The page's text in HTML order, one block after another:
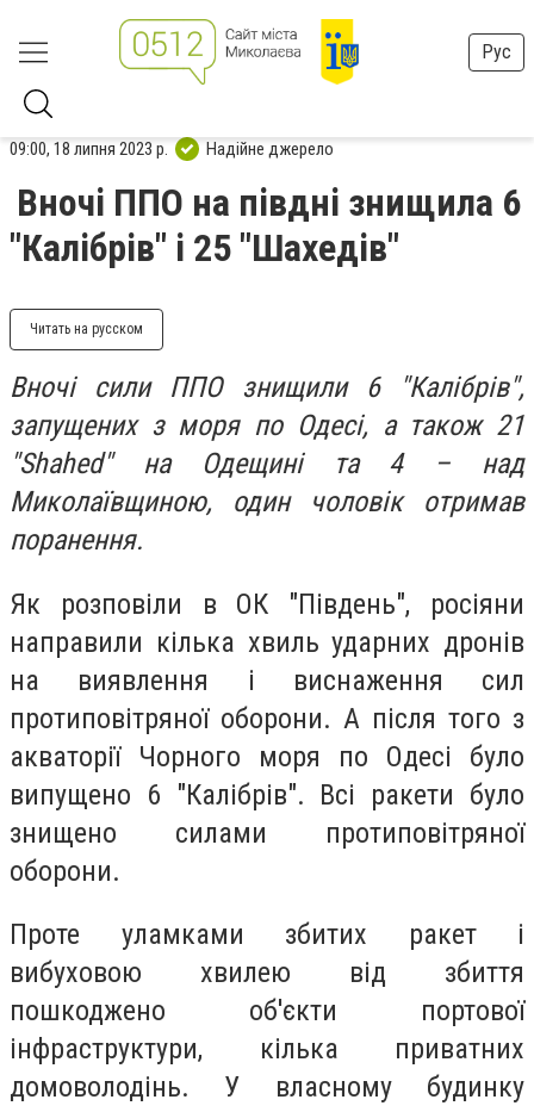
Рус
09:00, 18 липня 2023 р. Надійне джерело
Вночі ППО на півдні знищила 6
"Калібрів" і 25 "Шахедів"
Читать на русском
Вночі сили ППО знищили 6 "Калібрів",
запущених з моря по Одесі, а також 21
"Shahed" на Одещині та 4 – над
Миколаївщиною, один чоловік отримав
поранення.
Як розповіли в ОК "Південь", росіяни
направили кілька хвиль ударних дронів
на виявлення і виснаження сил
протиповітряної оборони. А після того з
акваторії Чорного моря по Одесі було
випущено 6 "Калібрів". Всі ракети було
знищено силами протиповітряної
оборони.
Проте уламками збитих ракет і
вибуховою хвилею від збиття
пошкоджено об'єкти портової
інфраструктури, кілька приватних
домоволодінь. У власному будинку